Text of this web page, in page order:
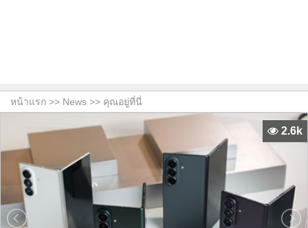
หน้าแรก >> News >> คุณอยู่ที่นี่
2.6k